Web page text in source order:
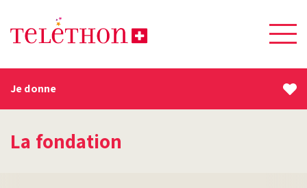
Je donne
La fondation